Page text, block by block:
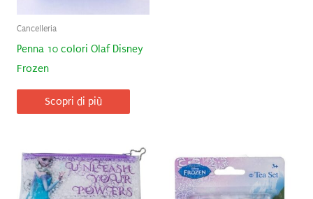
Cancelleria
Penna 10 colori Olaf Disney
Frozen
Scopri di più